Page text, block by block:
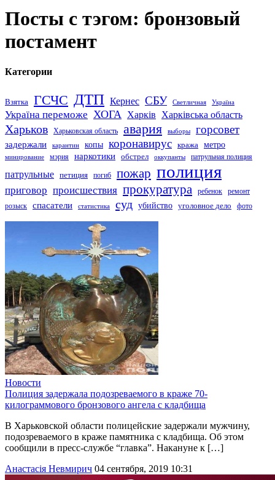
Посты с тэгом: бронзовый
постамент
Категории
Взятка ГСЧС ДТП Кернес СБУ Светличная Україна
Україна переможе ХОГА Харків Харківська область
Харьков Харьковская область авария выборы горсовет
задержали карантин копы коронавирус кража метро
минирование мэрия наркотики обстрел оккупанты патрульная полиция
патрульные петиция погиб пожар полиция
приговор происшествия прокуратура ребенок
ремонт
розыск
спасатели статистика суд убийство уголовное дело фото
Новости
Полиция задержала подозреваемого в краже 70-
килограммового бронзового ангела с кладбища
В Харьковской области полицейские задержали мужчину,
подозреваемого в краже памятника с кладбища. Об этом
сообщили в пресс-службе “главка”. Накануне к […]
Анастасія Невмирич 04 сентября, 2019 10:31